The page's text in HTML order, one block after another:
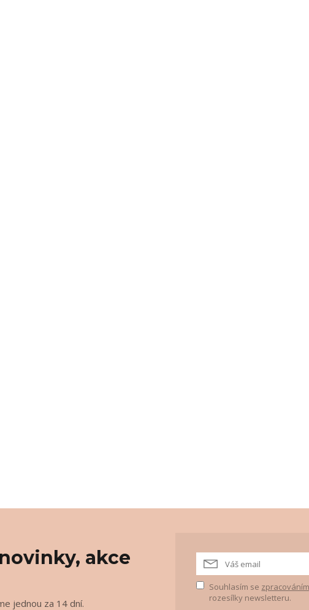
akce
jednou za 14 dní.
Souhlasím se
rozesílky newsletteru.